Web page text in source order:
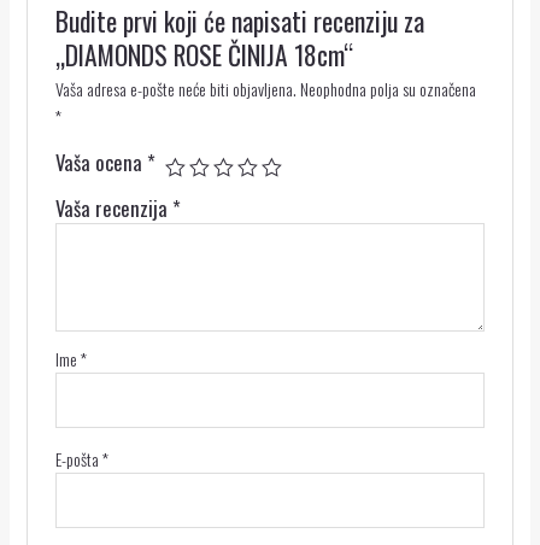
Budite prvi koji će napisati recenziju za
„DIAMONDS ROSE ČINIJA 18cm“
Vaša adresa e-pošte neće biti objavljena. Neophodna polja su označena
*
Vaša ocena *
Vaša recenzija *
Ime*
E-pošta*